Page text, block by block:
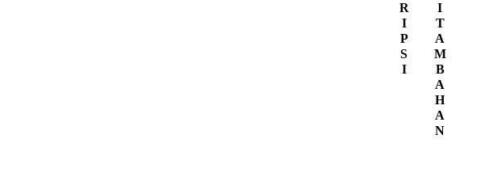
R
I
P
S
I
I
T
A
M
B
A
H
A
N